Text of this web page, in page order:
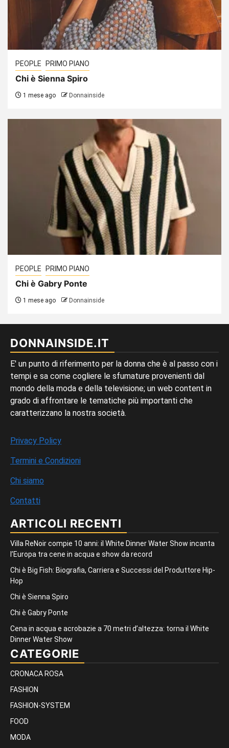
PEOPLE PRIMO PIANO
Chi è Sienna Spiro
1 mese ago Donnainside
PEOPLE PRIMO PIANO
Chi è Gabry Ponte
1 mese ago Donnainside
DONNAINSIDE.IT
E' un punto di riferimento per la donna che è al passo con i
tempi e sa come cogliere le sfumature provenienti dal
mondo della moda e della televisione; un web content in
grado di affrontare le tematiche più importanti che
caratterizzano la nostra società.
Privacy Policy
Termini e Condizioni
Chi siamo
Contatti
ARTICOLI RECENTI
Villa ReNoir compie 10 anni: il White Dinner Water Show incanta
l’Europa tra cene in acqua e show da record
Chi è Big Fish: Biografia, Carriera e Successi del Produttore Hip-
Hop
Chi è Sienna Spiro
Chi è Gabry Ponte
Cena in acqua e acrobazie a 70 metri d’altezza: torna il White
Dinner Water Show
CATEGORIE
CRONACA ROSA
FASHION
FASHION-SYSTEM
FOOD
MODA